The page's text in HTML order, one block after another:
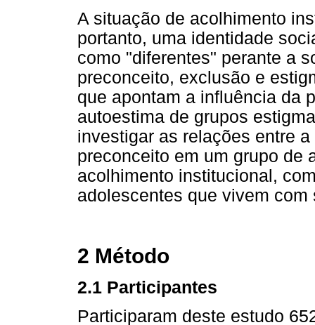
A situação de acolhimento
portanto, uma identidade
como "diferentes" perante a
preconceito, exclusão e
que apontam a influência da
autoestima de grupos
investigar as relações entre
preconceito em um grupo de
acolhimento institucional,
adolescentes que vivem
2 Método
2.1 Participantes
Participaram deste estudo